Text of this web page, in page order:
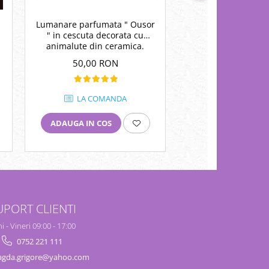
Lumanare parfumata " Ousor
" in cescuta decorata cu
animalute din ceramica.
50,00 RON
LA COMANDA
ADAUGA IN COS
CLIENTI
- Vineri 09:00 - 17:00
0752 221 111